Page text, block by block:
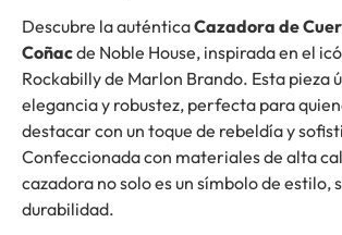
Descubre la auténticaCazadora de
Coñacde Noble House, inspirada en el
Rockabilly de Marlon Brando. Esta pieza
elegancia y robustez, perfecta para
destacar con un toque de rebeldía y
Confeccionada con materiales de alta
cazadora no solo es un símbolo de estilo,
durabilidad.